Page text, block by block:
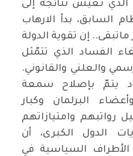
الذي نعيش نتائجه إلى
السابق، بدأ الارهاب
إن تقوية الدولة
الفساد الذي تتمّثل
والعلني والقانوني.
يتمّ بإصلاح سمعة
البرلمان وكبار
رواتبهم وامتيازاتهم
الدول الكبرى، أن
السياسية في